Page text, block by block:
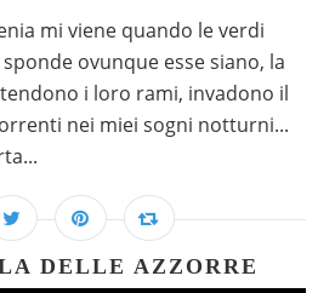
mi viene quando le verdi
ovunque esse siano, la
i loro rami, invadono il
nei miei sogni notturni...
DELLE AZZORRE